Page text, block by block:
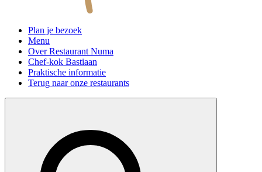
Plan je bezoek
Menu
Over Restaurant Numa
Chef-kok Bastiaan
Praktische informatie
Terug naar onze restaurants